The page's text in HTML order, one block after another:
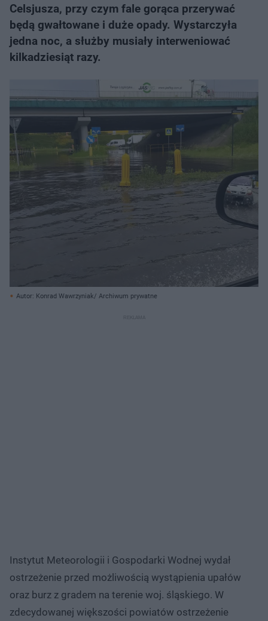
Celsjusza, przy czym fale gorąca przerywać
będą gwałtowane i duże opady. Wystarczyła
jedna noc, a służby musiały interweniować
kilkadziesiąt razy.
Autor: Konrad Wawrzyniak/ Archiwum prywatne
Instytut Meteorologii i Gospodarki Wodnej wydał
ostrzeżenie przed możliwością wystąpienia upałów
oraz burz z gradem na terenie woj. śląskiego. W
zdecydowanej większości powiatów ostrzeżenie